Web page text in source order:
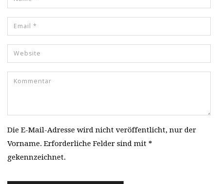
Die E-Mail-Adresse wird nicht veröffentlicht, nur der
Vorname. Erforderliche Felder sind mit *
gekennzeichnet.